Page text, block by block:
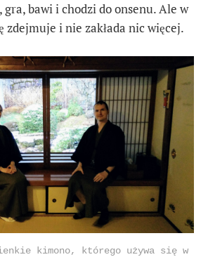
gra, bawi i chodzi do onsenu. Ale w
zdejmuje i nie zakłada nic więcej.
kimono, którego używa się w